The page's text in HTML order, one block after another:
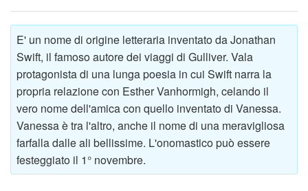
E' un nome di origine letteraria inventato da Jonathan
Swift, il famoso autore dei viaggi di Gulliver. Vala
protagonista di una lunga poesia in cui Swift narra la
propria relazione con Esther Vanhormigh, celando il
vero nome dell'amica con quello inventato di Vanessa.
Vanessa è tra l'altro, anche il nome di una meravigliosa
farfalla dalle ali bellissime. L'onomastico può essere
festeggiato il 1° novembre.